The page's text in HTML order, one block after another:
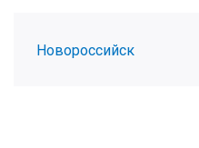
Новороссийск